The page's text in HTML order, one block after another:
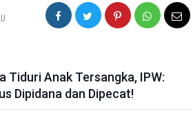
Tiduri Anak Tersangka, IPW:
Dipidana dan Dipecat!